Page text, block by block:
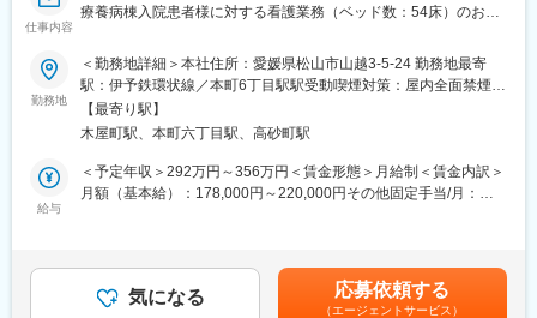
仕事内容
療養病棟入院患者様に対する看護業務（ベッド数：54床）のお仕
■詳細：
・スタッフ14～15人で、入院患者様50人程を担当します。
・療養病棟ですが、地域包括ケア病床がございますので、急な入
院等もあります。
・時間外は業務により随時あり。
・就業時間（2）当直は、月に4～5回程度となります。
勤務地
＜勤務地詳細＞本社住所：愛媛県松山市山越3‐5‐24 勤務地最寄
駅：伊予鉄環状線／本町6丁目駅駅受動喫煙対策：屋内全面禁煙変
更の範囲：会社の定める事業所
【最寄り駅】
木屋町駅、本町六丁目駅、高砂町駅
給与
＜予定年収＞292万円～356万円＜賃金形態＞月給制＜賃金内訳＞
月額（基本給）：178,000円～220,000円その他固定手当/月：
宅手当：5,000円・職務手当：10,000円■皆勤手当：6,000円■当直
手当：7,500円／回■賃金締切日：毎月20日／支払日：当月25日賃
気になる 応募依頼する
（エージェントサービス）